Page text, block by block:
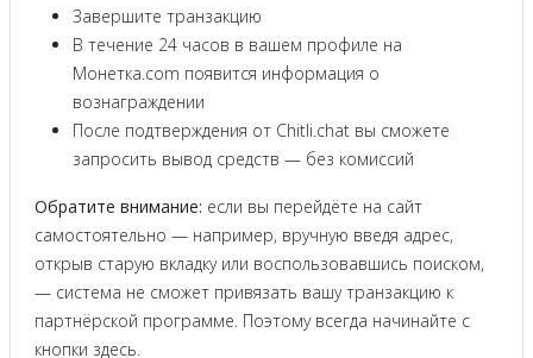
Завершите транзакцию
В течение 24 часов в вашем профиле на
Монетка.com появится информация о
вознаграждении
После подтверждения от Chitli.chat вы сможете
запросить вывод средств — без комиссий
Обратите внимание: если вы перейдёте на сайт
самостоятельно — например, вручную введя адрес,
открыв старую вкладку или воспользовавшись поиском,
— система не сможет привязать вашу транзакцию к
партнёрской программе. Поэтому всегда начинайте с
кнопки здесь.